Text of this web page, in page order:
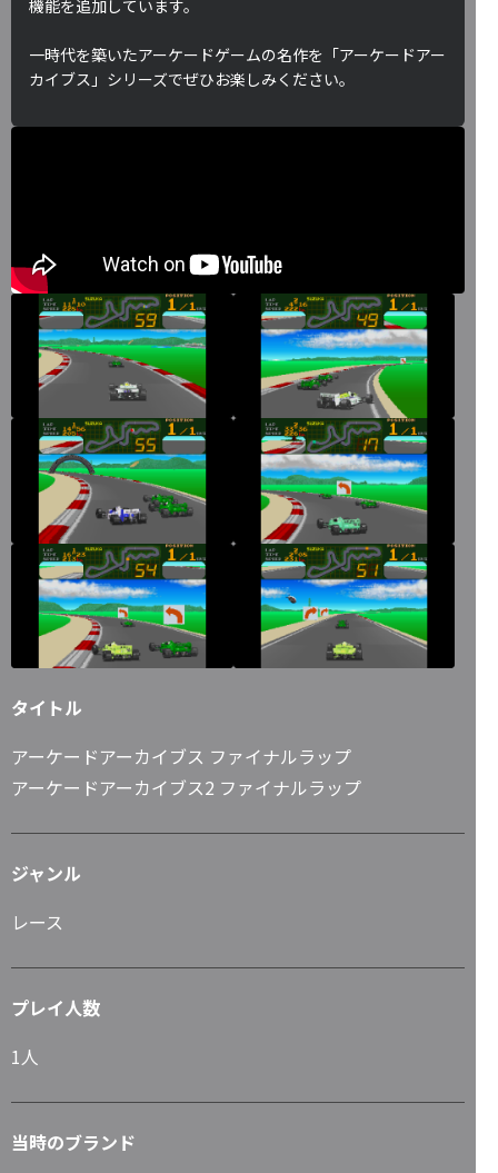
機能を追加しています。
一時代を築いたアーケードゲームの名作を「アーケードアー
カイブス」シリーズでぜひお楽しみください。
タイトル
アーケードアーカイブス ファイナルラップ
アーケードアーカイブス2 ファイナルラップ
ジャンル
レース
プレイ人数
1人
当時のブランド